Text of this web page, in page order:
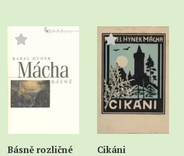
Básně rozličné
Cikáni